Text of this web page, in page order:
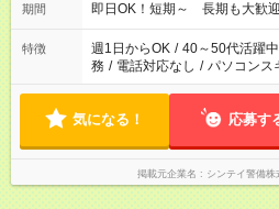
期間 即日OK！短期～ 長期も大歓迎
特徴 週1日からOK / 40～50代活躍中
務 / 電話対応なし / パソコンス
気になる！ 応募す
掲載元企業名 シンテイ警備